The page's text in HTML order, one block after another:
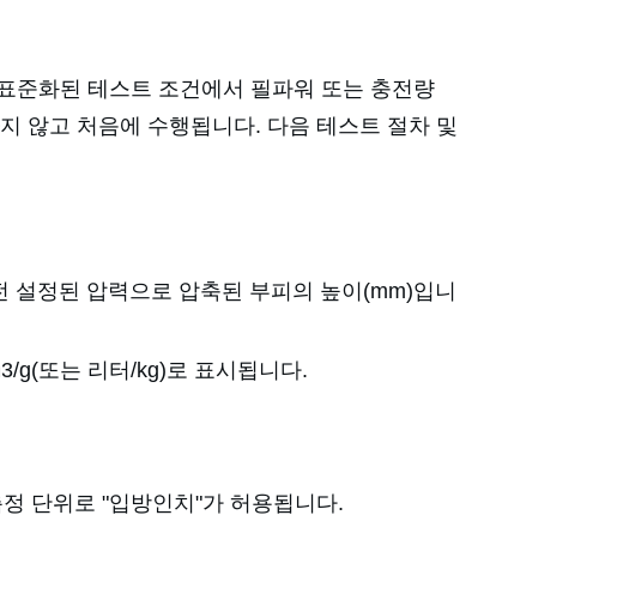
준화된 테스트 조건에서 필파워 또는 충전량
않고 처음에 수행됩니다. 다음 테스트 절차 및
정된 압력으로 압축된 부피의 높이(mm)입니
g(또는 리터/kg)로 표시됩니다.
단위로 "입방인치"가 허용됩니다.